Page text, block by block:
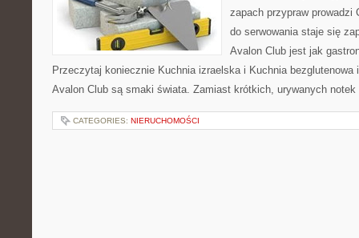
zapach przypraw prowadzi
do serwowania staje się
Avalon Club jest jak
Przeczytaj koniecznie Kuchnia izraelska i Kuchnia bezglutenowa
Avalon Club są smaki świata. Zamiast krótkich, urywanych
CATEGORIES: NIERUCHOMOŚCI